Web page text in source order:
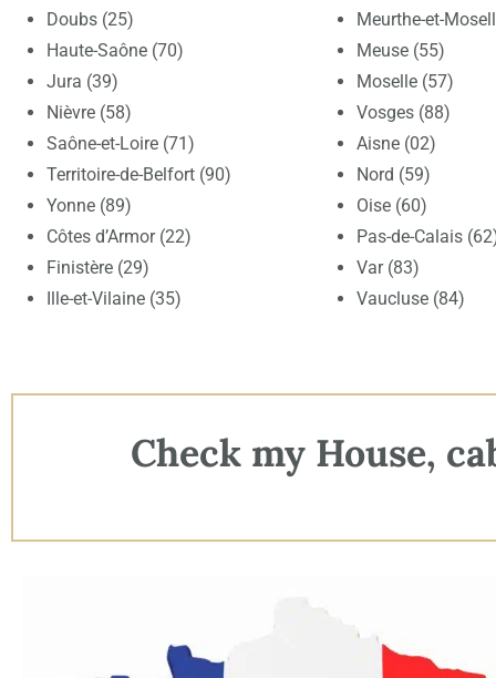
Doubs (25)
Haute-Saône (70)
Jura (39)
Nièvre (58)
Saône-et-Loire (71)
Territoire-de-Belfort (90)
Yonne (89)
Côtes d’Armor (22)
Finistère (29)
Ille-et-Vilaine (35)
Meurthe-et-
Meuse (55)
Moselle (57)
Vosges (88)
Aisne (02)
Nord (59)
Oise (60)
Pas-de-Calais
Var (83)
Vaucluse (84)
Check my House,